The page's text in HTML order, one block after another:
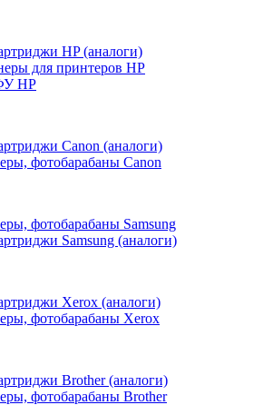
HP (аналоги)
для принтеров HP
HP
Canon (аналоги)
фотобарабаны Canon
фотобарабаны Samsung
Samsung (аналоги)
Xerox (аналоги)
фотобарабаны Xerox
Brother (аналоги)
фотобарабаны Brother